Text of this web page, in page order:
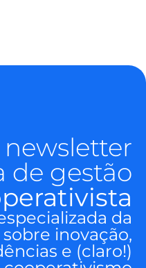
newsletter
de gestão
da
inovação,
e (claro!)